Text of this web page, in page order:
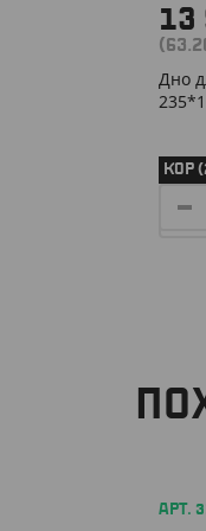
13
Дно
КОР
АРТ.